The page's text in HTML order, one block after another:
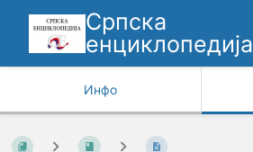
Српска
енциклопедија
Инфо